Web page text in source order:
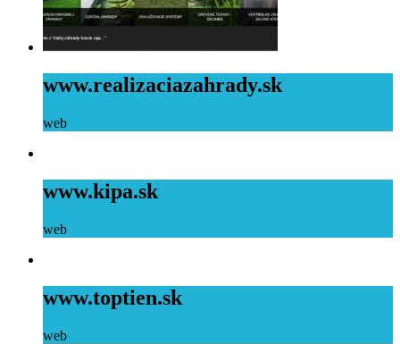
www.realizaciazahrady.sk
web
www.kipa.sk
web
www.toptien.sk
web